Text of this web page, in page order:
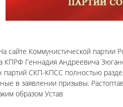
сайте Коммунистической партии
КПРФ Геннадия Андреевича
партий СКП-КПСС полностью
в заявлении призывы.
образом Устав